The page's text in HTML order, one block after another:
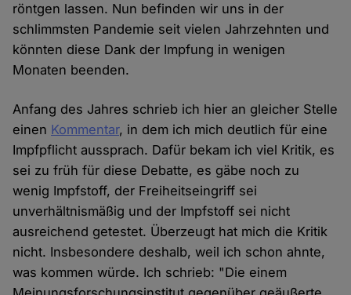
röntgen lassen. Nun befinden wir uns in der
schlimmsten Pandemie seit vielen Jahrzehnten und
könnten diese Dank der Impfung in wenigen
Monaten beenden.
Anfang des Jahres schrieb ich hier an gleicher Stelle
einen Kommentar, in dem ich mich deutlich für eine
Impfpflicht aussprach. Dafür bekam ich viel Kritik, es
sei zu früh für diese Debatte, es gäbe noch zu
wenig Impfstoff, der Freiheitseingriff sei
unverhältnismäßig und der Impfstoff sei nicht
ausreichend getestet. Überzeugt hat mich die Kritik
nicht. Insbesondere deshalb, weil ich schon ahnte,
was kommen würde. Ich schrieb: "Die einem